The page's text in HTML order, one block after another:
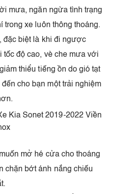
mưa, ngăn ngừa tình trạng
trong xe luôn thông thoáng.
đặc biệt là khi đi ngược
tốc độ cao, vè che mưa với
thiểu tiếng ồn do gió tạt
cho bạn một trải nghiệm
mở hé cửa cho thoáng
chặn bớt ánh nắng chiếu